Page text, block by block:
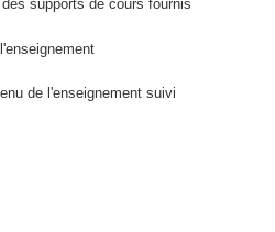
supports de cours fournis
de l'enseignement suivi